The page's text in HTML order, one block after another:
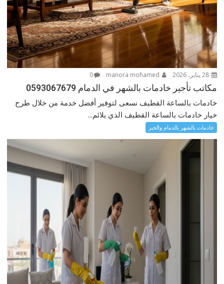
28 يناير، 2026 0
مكاتب تأجير خادمات بالشهر في الدمام 0593067679
خادمات بالساعة القطيف نسعى لتوفير أفضل خدمة من خلال طرح
خيار خادمات بالساعة القطيف الذي يلائم...
خادمات بالشهر بالدمام والخبر